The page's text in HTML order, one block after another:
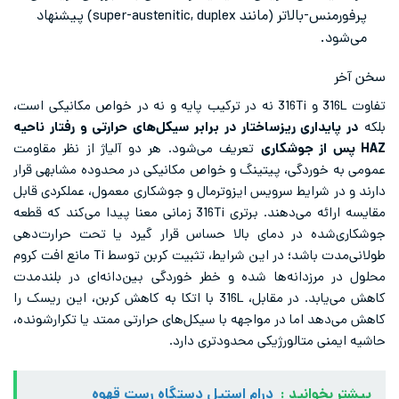
پرفورمنس-بالاتر (مانند super-austenitic, duplex) پیشنهاد
می‌شود.
سخن آخر
تفاوت 316L و 316Ti نه در ترکیب پایه و نه در خواص مکانیکی است،
بلکه در پایداری ریزساختار در برابر سیکل‌های حرارتی و رفتار ناحیه
HAZ پس از جوشکاری
تعریف می‌شود. هر دو آلیاژ از نظر مقاومت
عمومی به خوردگی، پیتینگ و خواص مکانیکی در محدوده مشابهی قرار
دارند و در شرایط سرویس ایزوترمال و جوشکاری معمول، عملکردی قابل
مقایسه ارائه می‌دهند. برتری 316Ti زمانی معنا پیدا می‌کند که قطعه
جوشکاری‌شده در دمای بالا حساس قرار گیرد یا تحت حرارت‌دهی
طولانی‌مدت باشد؛ در این شرایط، تثبیت کربن توسط Ti مانع افت کروم
محلول در مرزدانه‌ها شده و خطر خوردگی بین‌دانه‌ای در بلندمدت
کاهش می‌یابد. در مقابل، 316L با اتکا به کاهش کربن، این ریسک را
کاهش می‌دهد اما در مواجهه با سیکل‌های حرارتی ممتد یا تکرارشونده،
حاشیه ایمنی متالورژیکی محدودتری دارد.